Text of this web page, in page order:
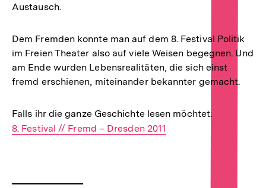
Austausch.
Dem Fremden konnte man auf dem 8. Festival Politik
im Freien Theater also auf viele Weisen begegnen. Und
am Ende wurden Lebensrealitäten, die sich einst
fremd erschienen, miteinander bekannter gemacht.
Falls ihr die ganze Geschichte lesen möchtet:
Interner
8. Festival // Fremd – Dresden 2011